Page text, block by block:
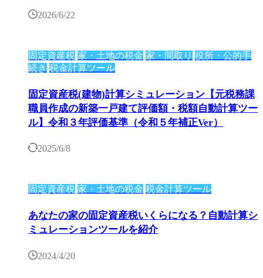
2026/6/22
固定資産税 家・土地の税金 家・間取り 役所・公的手
続き 税金計算ツール
固定資産税(建物)計算シミュレーション【元税務課
職員作成の新築一戸建て評価額・税額自動計算ツー
ル】令和３年評価基準（令和５年補正Ver）
2025/6/8
固定資産税 家・土地の税金 税金計算ツール
あなたの家の固定資産税いくらになる？自動計算シ
ミュレーションツールを紹介
2024/4/20